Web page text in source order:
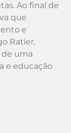
Ao final de
que
e
Ratier,
de uma
e educação